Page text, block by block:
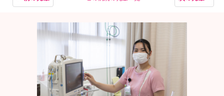
受け持ちを広げ、判断力を育てる
将来は認定看護師や特定看護師へも挑戦できる
★不安を安心に変えるサポート体制があります
★『その人らしさを守る看護』を大切にしています
意思決定支援・ACP